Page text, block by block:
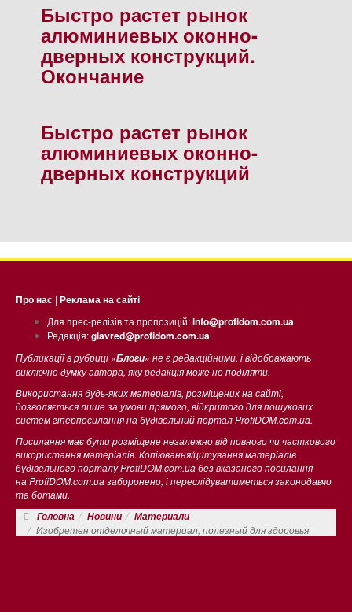
Быстро растет рынок
алюминиевых оконно-
дверных конструкций.
Окончание
Быстро растет рынок
алюминиевых оконно-
дверных конструкций
Про нас | Реклама на сайті
Для прес-релізів та пропозицій:info@profidom.com.ua
Редакція:glavred@profidom.com.ua
Публикації в рубриці «Блоги» не є редакційними, і відображають
виключно думку автора, яку редакція може не поділяти.
Використання будь-яких матеріалів, розміщених на сайті,
дозволяється лише за умови прямого, відкритого для пошукових
систем гіперпосилання на будівельний портал ProfiDOM.com.ua.
Посилання має бути розміщене незалежно від повного чи часткового
використання матеріалів. Копіювання/цитування матеріалів
будівельного порталу ProfiDOM.com.ua без вказаного посилання
на ProfiDOM.com.ua заборонено, і переслідуватиметься законодавчо
та ботами.
Головна
Новини
Материали
Изобретен отделочный материал, полезный для здоровья